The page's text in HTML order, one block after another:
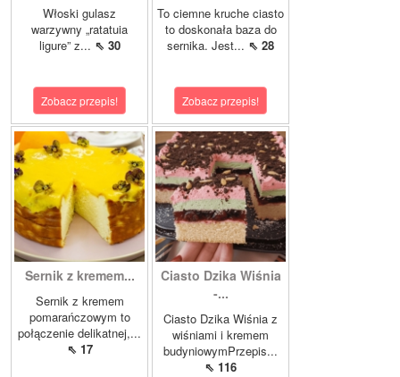
Włoski gulasz
warzywny „ratatuia
ligure” z... ⇖ 30
Zobacz przepis!
To ciemne kruche ciasto
to doskonała baza do
sernika. Jest... ⇖ 28
Zobacz przepis!
Sernik z kremem...
Sernik z kremem
pomarańczowym to
połączenie delikatnej,...
⇖ 17
Ciasto Dzika Wiśnia
-...
Ciasto Dzika Wiśnia z
wiśniami i kremem
budyniowymPrzepis...
⇖ 116